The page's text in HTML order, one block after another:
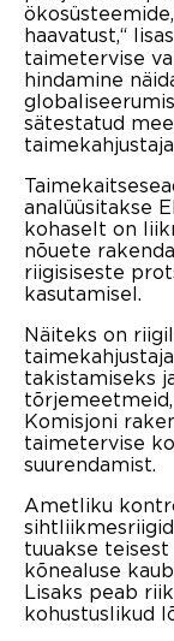
haavatust,“ lisas
taimetervise
hindamine
sätestatud
analüüsitakse
kohaselt on
nõuete
riigisiseste
kasutamisel.
Näiteks on
takistamiseks
Komisjoni
taimetervise
suurendamist.
Ametliku
tuuakse
kõnealuse
Lisaks peab
kohustuslikud